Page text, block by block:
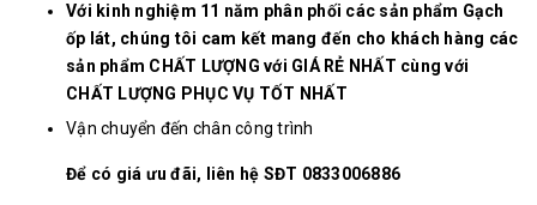
Với kinh nghiệm 11 năm phân phối các sản phẩm Gạch
ốp lát, chúng tôi cam kết mang đến cho khách hàng các
sản phẩm CHẤT LƯỢNG với GIÁ RẺ NHẤT cùng với
CHẤT LƯỢNG PHỤC VỤ TỐT NHẤT
Vận chuyển đến chân công trình
Để có giá ưu đãi, liên hệ SĐT 0833006886